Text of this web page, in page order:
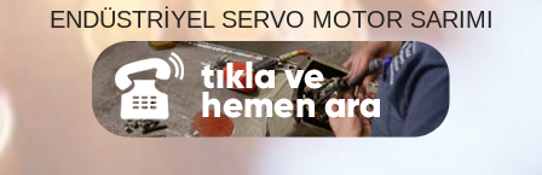
ENDÜSTRIYEL SERVO MOTOR SARIMI